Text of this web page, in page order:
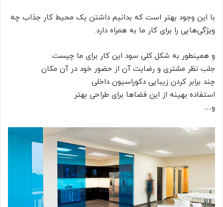
با این وجود بهتر است که بدانیم داشتن یک محیط کار جذاب چه
ویژگی‌هایی را برای کار ما به همراه دارد.
و همینطور به شکل کلی سود این کار برای ما چیست.
جلب نظر مشتری و رضایت آن از حضور خود در آن مکان
چند برابر کردن زیبایی دکوراسیون داخلی
استفاده بهینه از این فضاها برای طراحی بهتر
و…